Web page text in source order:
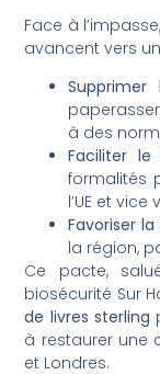
Face à
avancent vers
Supprimer
à des
Faciliter le
formalités
l’UE et vice
Favoriser
la région,
Ce pacte,
biosécurité Sur
de livres sterling
à restaurer une
et Londres.